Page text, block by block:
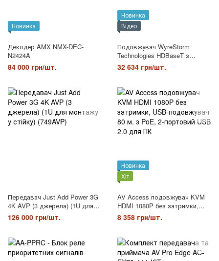
Новинка
Декодер AMX NMX-DEC-
N2424A
84 000 грн/шт.
Новинка
Відео
Подовжувач WyreStorm
Technologies HDBaseT з
інтегрованим аудіо
підсилювачем 2.1 (EX-1UTP-
32 634 грн/шт.
Передавач Just Add Power 3G
4K AVP (3 джерела) (1U для
монтажу у стійку) (749AVP)
126 000 грн/шт.
Новинка
Хіт
AV Access подовжувач KVM
HDMI 1080P без затримки,
USB-подовжувач 80 м. з PoE,
2-портовий USB 2.0 для ПК
8 358 грн/шт.